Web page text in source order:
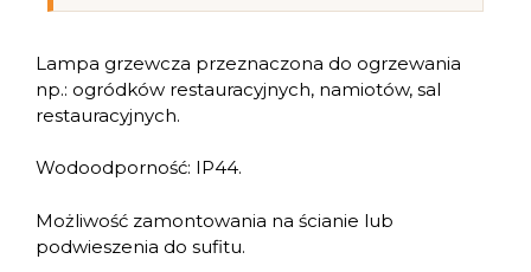
Lampa grzewcza przeznaczona do ogrzewania
np.: ogródków restauracyjnych, namiotów, sal
restauracyjnych.
Wodoodporność: IP44.
Możliwość zamontowania na ścianie lub
podwieszenia do sufitu.